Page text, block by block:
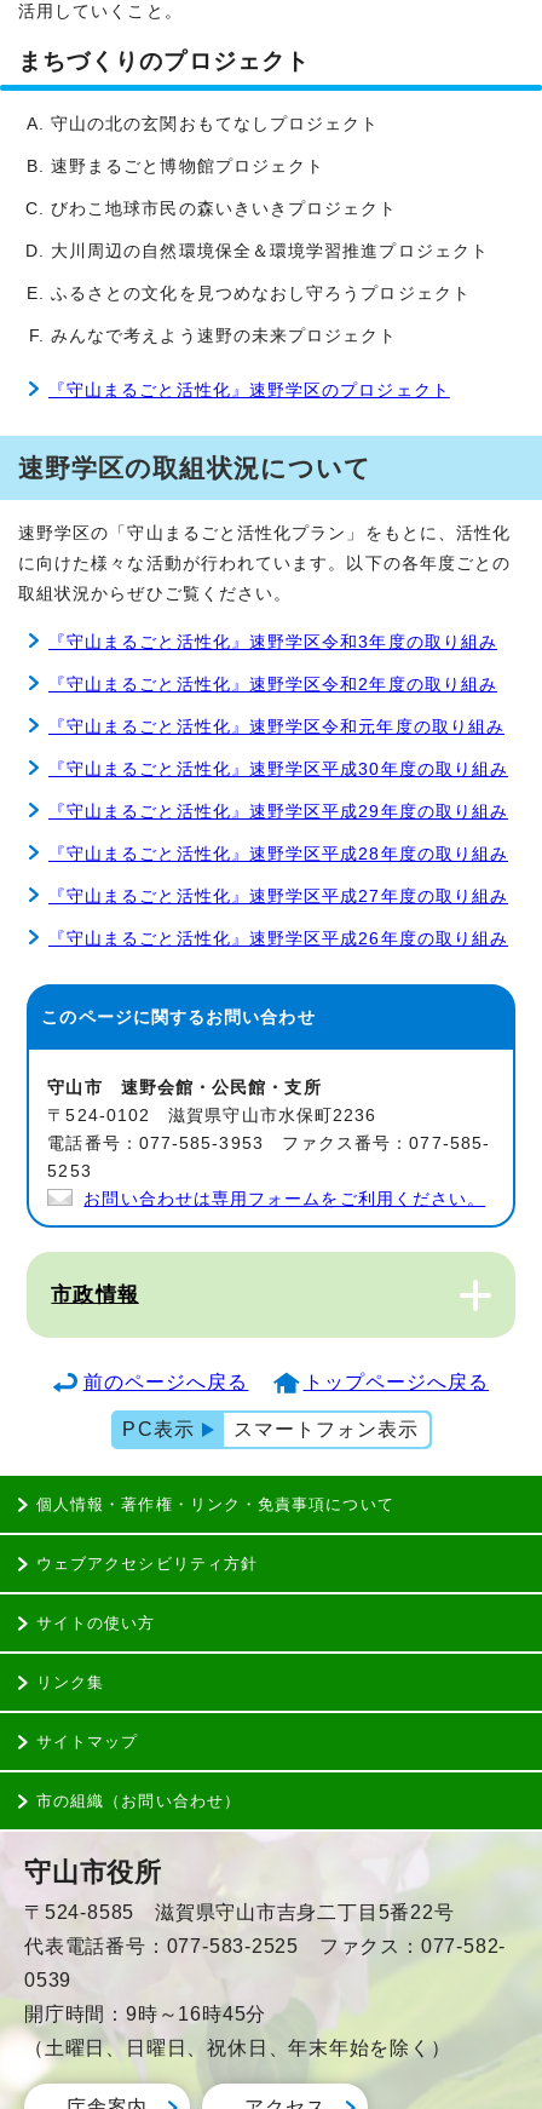
活用していくこと。
まちづくりのプロジェクト
守山の北の玄関おもてなしプロジェクト
速野まるごと博物館プロジェクト
びわこ地球市民の森いきいきプロジェクト
大川周辺の自然環境保全＆環境学習推進プロジェクト
ふるさとの文化を見つめなおし守ろうプロジェクト
みんなで考えよう速野の未来プロジェクト
『守山まるごと活性化』速野学区のプロジェクト
速野学区の取組状況について
速野学区の「守山まるごと活性化プラン」をもとに、活性化
に向けた様々な活動が行われています。以下の各年度ごとの
取組状況からぜひご覧ください。
『守山まるごと活性化』速野学区令和3年度の取り組み
『守山まるごと活性化』速野学区令和2年度の取り組み
『守山まるごと活性化』速野学区令和元年度の取り組み
『守山まるごと活性化』速野学区平成30年度の取り組み
『守山まるごと活性化』速野学区平成29年度の取り組み
『守山まるごと活性化』速野学区平成28年度の取り組み
『守山まるごと活性化』速野学区平成27年度の取り組み
『守山まるごと活性化』速野学区平成26年度の取り組み
このページに関するお問い合わせ
守山市 速野会館・公民館・支所
〒524-0102 滋賀県守山市水保町2236
電話番号：077-585-3953 ファクス番号：077-585-
5253
お問い合わせは専用フォームをご利用ください。
市政情報
前のページへ戻る トップページへ戻る
PC表示 スマートフォン表示
個人情報・著作権・リンク・免責事項について
ウェブアクセシビリティ方針
サイトの使い方
リンク集
サイトマップ
市の組織（お問い合わせ）
守山市役所
〒524-8585 滋賀県守山市吉身二丁目5番22号
代表電話番号：077-583-2525 ファクス：077-582-
0539
開庁時間：9時～16時45分
（土曜日、日曜日、祝休日、年末年始を除く）